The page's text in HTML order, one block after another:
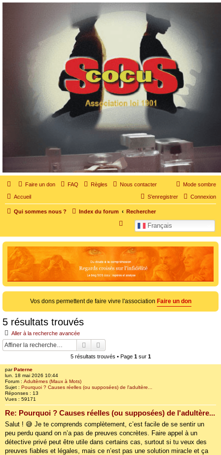
SOS cocu
SOS cocu est une association loi 1901 dont l'objet est le soutien aux victimes d'adultère.
Pouvoir parler, se confier, recevoir un soutien moral pour traverser une situation
personnelle douloureuse
Mode sombre
Faire un don FAQ Règles Nous contacter
Accueil Connexion
S’enregistrer
Qui sommes nous ? Index du forum Rechercher
Français
c
e
r
Vos dons permettent de faire vivre l'association Faire un don
5 résultats trouvés
Aller à la recherche avancée
Rechercher
5 résultats trouvés • Page 1sur 1
par Paterne
lun. 18 mai 2026 10:44
Forum : Adultèmes (Maux à Mots)
Sujet : Pourquoi ? Causes réelles (ou supposées) de l'adultère...
Réponses : 13
Vues : 59171
Re: Pourquoi ? Causes réelles (ou supposées) de l'adultère...
Salut ! 😅 Je te comprends complètement, c’est facile de se sentir un
peu perdu quand on n’a pas de preuves concrètes. Faire appel à un
détective privé peut être utile dans certains cas, surtout si tu veux des
preuves fiables et légales, mais ce n’est pas une solution miracle et ça